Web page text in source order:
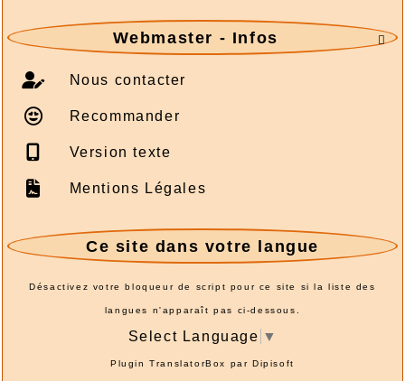

Webmaster - Infos
Nous contacter
Recommander
Version texte
Mentions Légales
Ce site dans votre langue
Désactivez votre bloqueur de script pour ce site si la liste des
langues n'apparaît pas ci-dessous.
Select Language ▼
Plugin TranslatorBox parDipisoft